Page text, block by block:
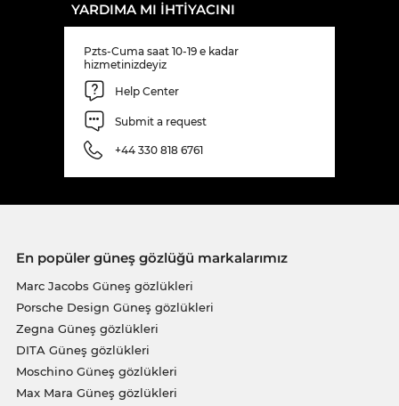
YARDIMA MI IHTIYACINI
Pzts-Cuma saat 10-19 e kadar
hizmetinizdeyiz
Help Center
Submit a request
+44 330 818 6761
En popüler güneş gözlüğü markalarımız
Marc Jacobs Güneş gözlükleri
Porsche Design Güneş gözlükleri
Zegna Güneş gözlükleri
DITA Güneş gözlükleri
Moschino Güneş gözlükleri
Max Mara Güneş gözlükleri